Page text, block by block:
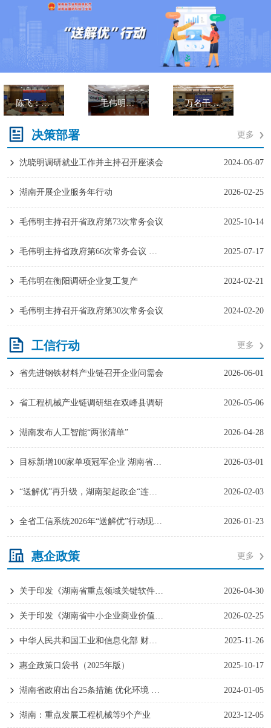
决策部署 更多
沈晓明调研就业工作并主持召开座谈会 2024-06-07
湖南开展企业服务年行动 2026-02-25
毛伟明主持召开省政府第73次常务会议 2025-10-14
毛伟明主持省政府第66次常务会议 分析当前经济形势 部署下半年工作等 2025-07-17
毛伟明在衡阳调研企业复工复产 2024-02-21
毛伟明主持召开省政府第30次常务会议 2024-02-20
工信行动 更多
省先进钢铁材料产业链召开企业问需会 2026-06-01
省工程机械产业链调研组在双峰县调研 2026-05-06
湖南发布人工智能“两张清单” 2026-04-28
目标新增100家单项冠军企业 湖南省工业和信息化厅将多举措服务中小企业 2026-03-01
“送解优”再升级，湖南架起政企“连心桥” 2026-02-03
全省工信系统2026年“送解优”行动现场推进会在怀化召开 2026-01-23
惠企政策 更多
关于印发《湖南省重点领域关键软件技术攻关及产业化项目实施细则》的通知 2026-04-30
关于印发《湖南省中小企业商业价值信用贷款风险补偿实施办法》的通知 2026-02-25
中华人民共和国工业和信息化部 财政部关于优化调整国务院部门涉企保证金目录清单的公告 2025-11-26
惠企政策口袋书（2025年版） 2025-10-17
湖南省政府出台25条措施 优化环境 更大力度吸引利用外资 2024-01-05
湖南：重点发展工程机械等9个产业 2023-12-05